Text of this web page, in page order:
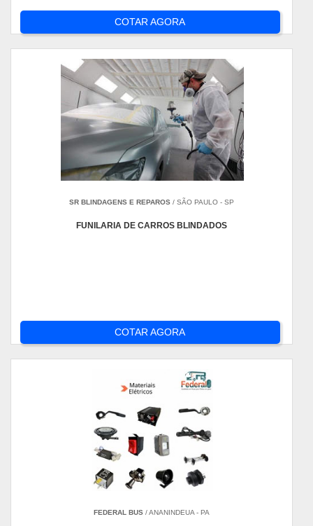
COTAR AGORA
SR BLINDAGENS E REPAROS / SÃO PAULO - SP
FUNILARIA DE CARROS BLINDADOS
COTAR AGORA
FEDERAL BUS / ANANINDEUA - PA